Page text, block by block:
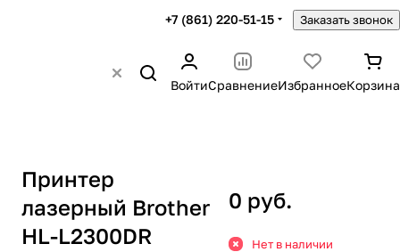
+7 (861) 220-51-15 Заказать звонок
ВойтиСравнениеИзбранноеКорзина
Принтер
лазерный Brother
HL-L2300DR
0 руб.
Нет в наличии